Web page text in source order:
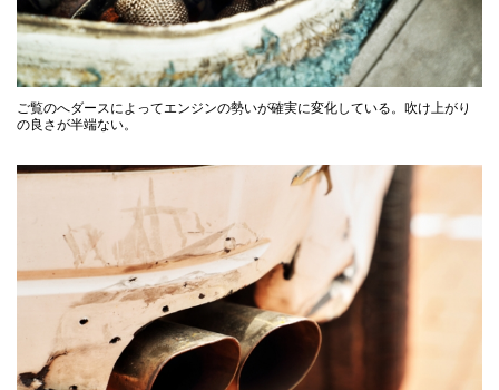
ご覧のへダースによってエンジンの勢いが確実に変化している。吹け上がり
の良さが半端ない。